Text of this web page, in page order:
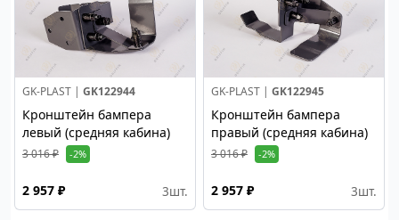
GK-PLAST | GK122944
Кронштейн бампера
левый (средняя кабина)
3 016 ₽ -2%
2 957 ₽ 3шт.
GK-PLAST | GK122945
Кронштейн бампера
правый (средняя кабина)
3 016 ₽ -2%
2 957 ₽ 3шт.